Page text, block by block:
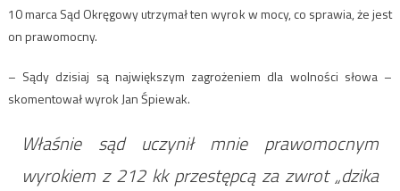
10 marca Sąd Okręgowy utrzymał ten wyrok w mocy, co sprawia, że jest
on prawomocny.
– Sądy dzisiaj są największym zagrożeniem dla wolności słowa –
skomentował wyrok Jan Śpiewak.
Właśnie sąd uczynił mnie prawomocnym
wyrokiem z 212 kk przestępcą za zwrot „dzika